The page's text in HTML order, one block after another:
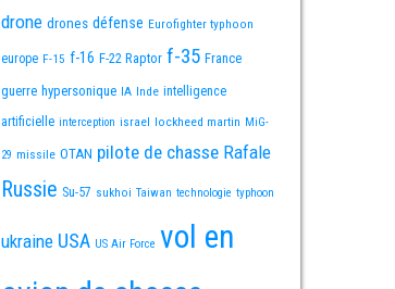
drone drones défense Eurofighter typhoon
europe F-15 f-16 F-22 Raptor f-35 France
guerre hypersonique IA Inde intelligence
artificielle interception israel lockheed martin MiG-
29 missile OTAN pilote de chasse Rafale
Russie Su-57 sukhoi Taiwan technologie typhoon
ukraine USA US Air Force vol en